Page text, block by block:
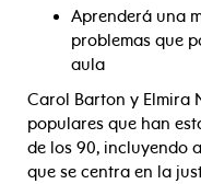
Aprenderá una
problemas que
aula
Carol Barton y Elmira
populares que han
de los 90, incluyendo
que se centra en la